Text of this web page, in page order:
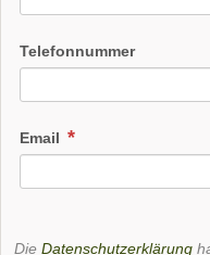
Telefonnummer
Email
Die Datenschutzerklärung